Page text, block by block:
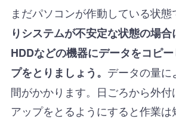
まだパソコンが作動している状態
りシステムが不安定な状態の場
HDDなどの機器にデータをコピ
プをとりましょう。 データの量
間がかかります。日ごろから外付
アップをとるようにすると作業は